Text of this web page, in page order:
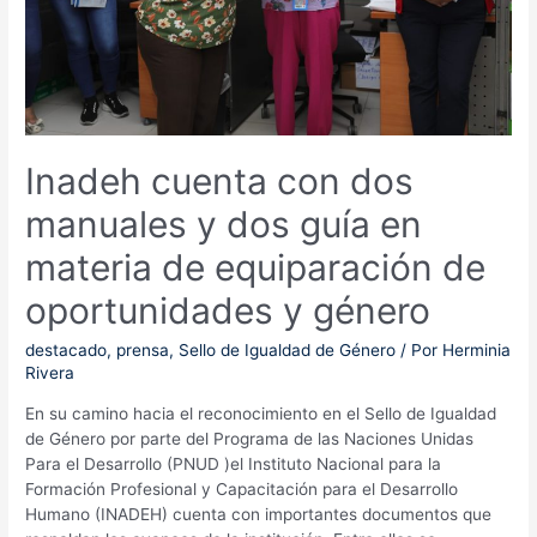
Bronce
Inadeh cuenta con dos
manuales y dos guía en
materia de equiparación de
oportunidades y género
destacado, prensa, Sello de Igualdad de Género / Por Herminia
Rivera
En su camino hacia el reconocimiento en el Sello de Igualdad
de Género por parte del Programa de las Naciones Unidas
Para el Desarrollo (PNUD )el Instituto Nacional para la
Formación Profesional y Capacitación para el Desarrollo
Humano (INADEH) cuenta con importantes documentos que